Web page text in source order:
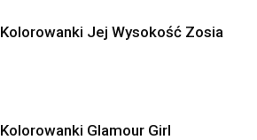
Kolorowanki Jej Wysokość Zosia
Kolorowanki Glamour Girl